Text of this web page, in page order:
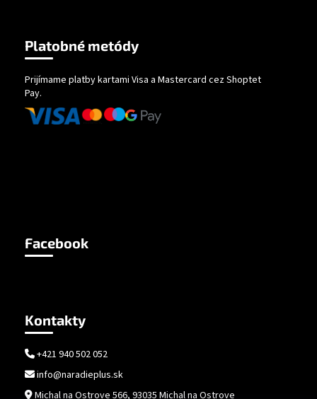
Platobné metódy
Prijímame platby kartami Visa a Mastercard cez Shoptet
Pay.
Facebook
Kontakty
+421 940 502 052
info@naradieplus.sk
Michal na Ostrove 566, 93035 Michal na Ostrove